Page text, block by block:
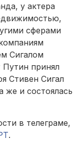
у актера
сферами
Сигалом
Путин принял
Стивен Сигал
же и состоялась
в телеграме,
.